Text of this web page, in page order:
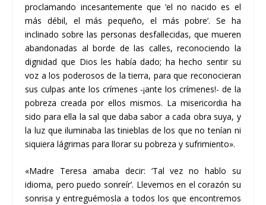
proclamando incesantemente que ‘el no nacido es el
más débil, el más pequeño, el más pobre’. Se ha
inclinado sobre las personas desfallecidas, que mueren
abandonadas al borde de las calles, reconociendo la
dignidad que Dios les había dado; ha hecho sentir su
voz a los poderosos de la tierra, para que reconocieran
sus culpas ante los crímenes -¡ante los crímenes!- de la
pobreza creada por ellos mismos. La misericordia ha
sido para ella la sal que daba sabor a cada obra suya, y
la luz que iluminaba las tinieblas de los que no tenían ni
siquiera lágrimas para llorar su pobreza y sufrimiento».
«Madre Teresa amaba decir: ‘Tal vez no hablo su
idioma, pero puedo sonreír’. Llevemos en el corazón su
sonrisa y entreguémosla a todos los que encontremos